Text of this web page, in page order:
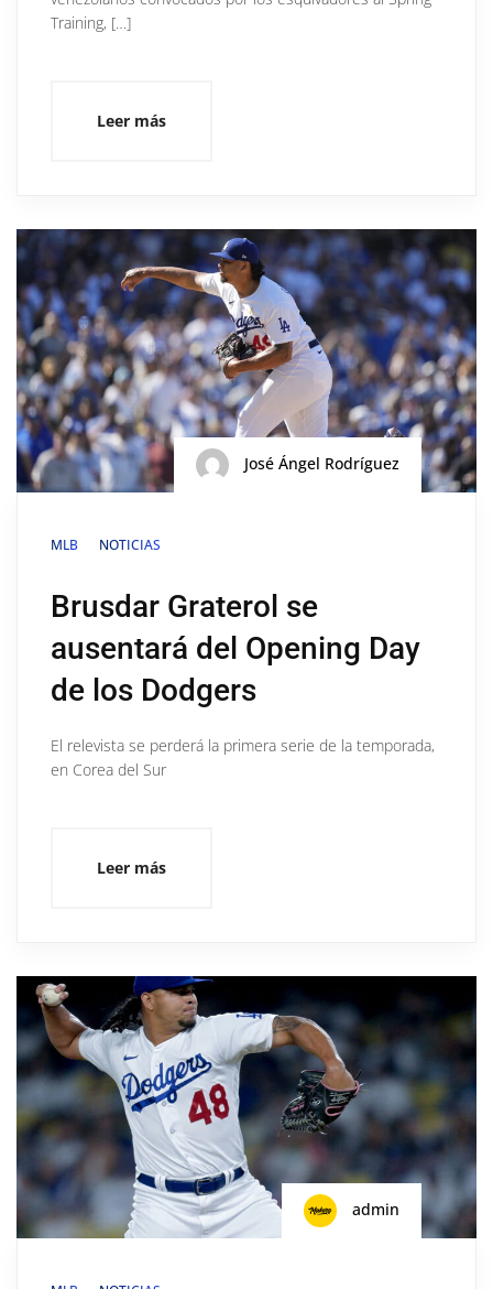
Training, […]
Leer más
José Ángel Rodríguez
MLB NOTICIAS
Brusdar Graterol se
ausentará del Opening Day
de los Dodgers
El relevista se perderá la primera serie de la temporada,
en Corea del Sur
Leer más
admin